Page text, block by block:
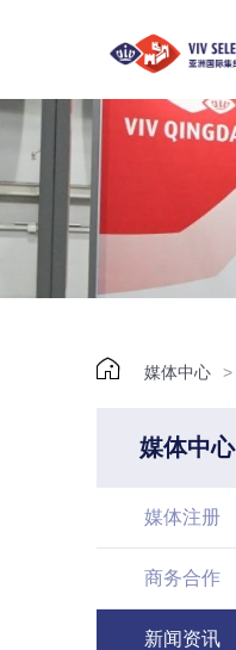
 媒体中心 >
媒体中心
媒体注册
商务合作
新闻资讯